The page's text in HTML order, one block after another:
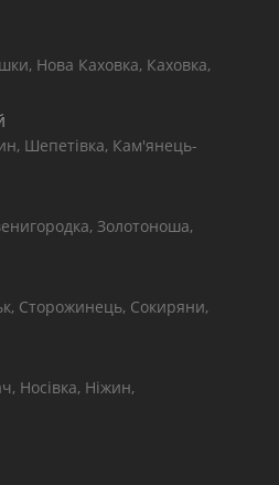
Нова Каховка, Каховка,
Шепетівка, Кам'янець-
Золотоноша,
Сторожинець, Сокиряни,
Носівка, Ніжин,